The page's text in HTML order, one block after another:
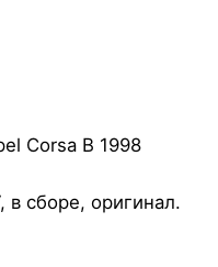
Corsa B 1998
в сборе, оригинал.